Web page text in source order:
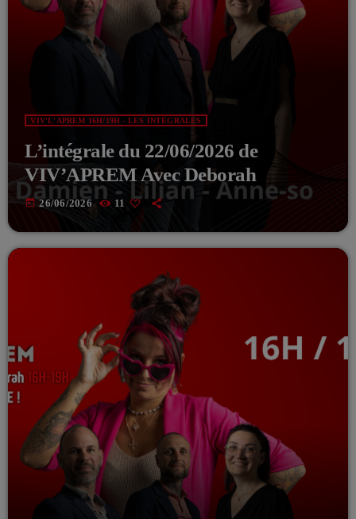
VIV'L'APREM 16H/19H - LES INTÉGRALES
L’intégrale du 22/06/2026 de
VIV’APREM Avec Deborah
today 26/06/2026 11